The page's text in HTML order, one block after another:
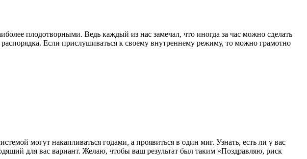
плодотворными. Ведь каждый из нас замечал, что иногда за час можно сделать
Если прислушиваться к своему внутреннему режиму, то можно грамотно
могут накапливаться годами, а проявиться в один миг. Узнать, есть ли у вас
для вас вариант. Желаю, чтобы ваш результат был таким «Поздравляю, риск